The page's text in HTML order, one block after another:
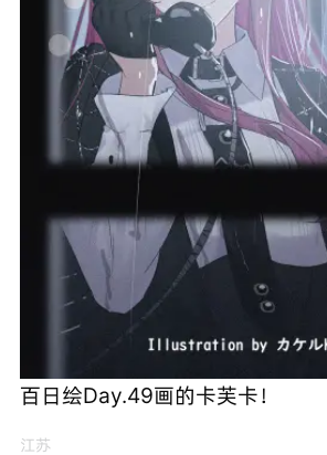
百日绘Day.49画的卡芙卡！
江苏